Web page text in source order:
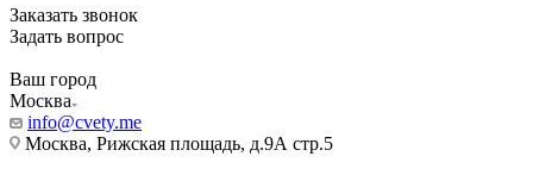
Заказать звонок
Задать вопрос
Ваш город
Москва
info@cvety.me
Москва, Рижская площадь, д.9А стр.5